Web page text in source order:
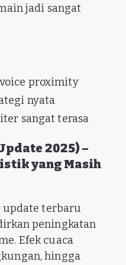
jadi sangat
proximity
nyata
sangat terasa
2025) –
yang Masih
terbaru
peningkatan
Efek cuaca
hingga